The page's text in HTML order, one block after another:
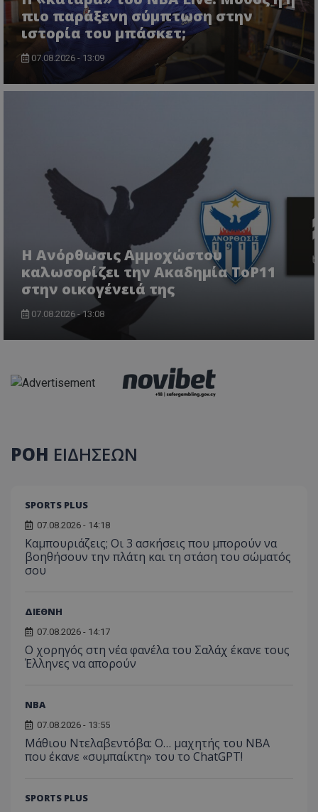
πιο παράξενη σύμπτωση στην
ιστορία του μπάσκετ;
07.08.2026 - 13:09
Η Ανόρθωσις Αμμοχώστου
καλωσορίζει την Ακαδημία ToP11
στην οικογένειά της
07.08.2026 - 13:08
ΡΟΗ ΕΙΔΗΣΕΩΝ
SPORTS PLUS
07.08.2026 - 14:18
Καμπουριάζεις; Οι 3 ασκήσεις που μπορούν να
βοηθήσουν την πλάτη και τη στάση του σώματός
σου
ΔΙΕΘΝΗ
07.08.2026 - 14:17
Ο χορηγός στη νέα φανέλα του Σαλάχ έκανε τους
Έλληνες να απορούν
NBA
07.08.2026 - 13:55
Μάθιου Ντελαβεντόβα: Ο… μαχητής του NBA
που έκανε «συμπαίκτη» του το ChatGPT!
SPORTS PLUS